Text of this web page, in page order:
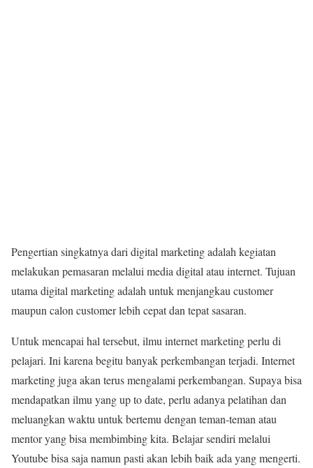
Pengertian singkatnya dari digital marketing adalah kegiatan
melakukan pemasaran melalui media digital atau internet. Tujuan
utama digital marketing adalah untuk menjangkau customer
maupun calon customer lebih cepat dan tepat sasaran.
Untuk mencapai hal tersebut, ilmu internet marketing perlu di
pelajari. Ini karena begitu banyak perkembangan terjadi. Internet
marketing juga akan terus mengalami perkembangan. Supaya bisa
mendapatkan ilmu yang up to date, perlu adanya pelatihan dan
meluangkan waktu untuk bertemu dengan teman-teman atau
mentor yang bisa membimbing kita. Belajar sendiri melalui
Youtube bisa saja namun pasti akan lebih baik ada yang mengerti.